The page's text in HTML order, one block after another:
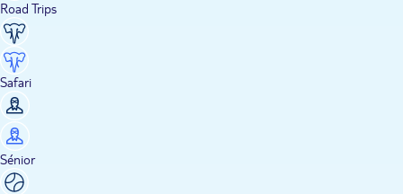
Road Trips
Safari
Sénior